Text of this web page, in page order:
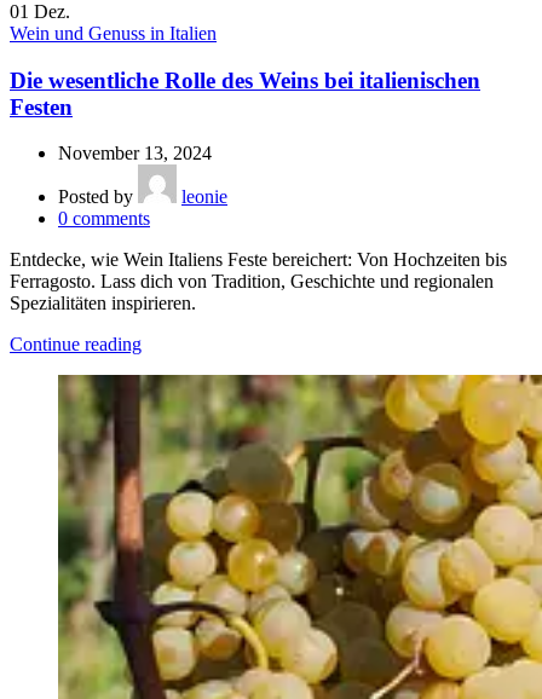
01 Dez.
Wein und Genuss in Italien
Die wesentliche Rolle des Weins bei italienischen
Festen
November 13, 2024
Posted by
leonie
0 comments
Entdecke, wie Wein Italiens Feste bereichert: Von Hochzeiten bis
Ferragosto. Lass dich von Tradition, Geschichte und regionalen
Spezialitäten inspirieren.
Continue reading